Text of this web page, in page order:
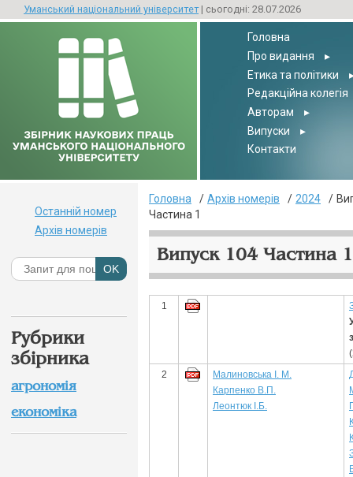
Уманський національний університет| сьогодні: 28.07.2026
Головна
Про видання
▸
Етика та політики
Редакційна колегія
Авторам
▸
Випуски
▸
Контакти
Головна Архів номерів 2024
Частина 1
Випуск 104 Частина
1
2
Малиновська І. М.
Карпенко В.П.
Леонтюк І.Б.
Останній номер
Архів номерів
Рубрики
збірника
агрономія
економіка